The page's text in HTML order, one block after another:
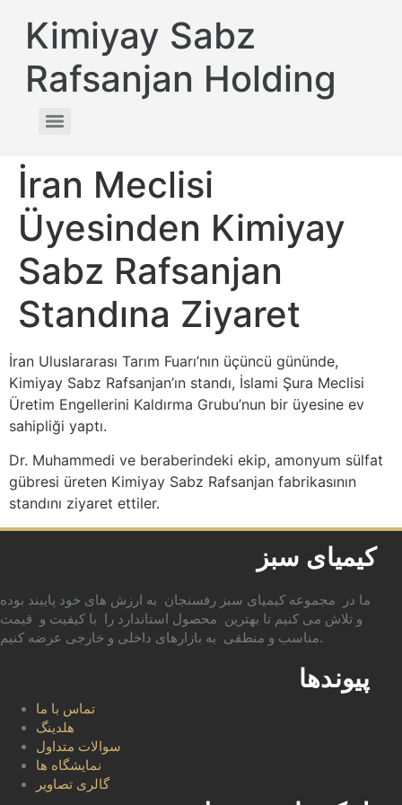
Kimiyay Sabz
Rafsanjan Holding
İran Meclisi
Üyesinden Kimiyay
Sabz Rafsanjan
Standına Ziyaret
İran Uluslararası Tarım Fuarı’nın üçüncü gününde,
Kimiyay Sabz Rafsanjan’ın standı, İslami Şura Meclisi
Üretim Engellerini Kaldırma Grubu’nun bir üyesine ev
sahipliği yaptı.
Dr. Muhammedi ve beraberindeki ekip, amonyum sülfat
gübresi üreten Kimiyay Sabz Rafsanjan fabrikasının
standını ziyaret ettiler.
کیمیای سبز
ما در مجموعه کیمیای سبز رفسنجان به ارزش های خود پایبند بوده
و تلاش می کنیم تا بهترین محصول استاندارد را با کیفیت و قیمت
مناسب و منطقی به بازارهای داخلی و خارجی عرضه کنیم.
پیوندها
تماس با ما
هلدینگ
سوالات متداول
نمایشگاه ها
گالری تصاویر